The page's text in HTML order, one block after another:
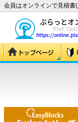
会員はオンラインで見積書(